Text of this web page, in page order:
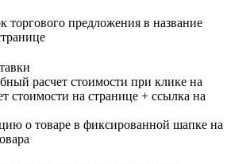
торгового предложения в название
расчет стоимости при клике на
стоимости на странице + ссылка на
о товаре в фиксированной шапке на